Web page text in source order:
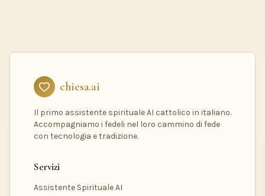
chiesa.ai
Il primo assistente spirituale AI cattolico in italiano.
Accompagniamo i fedeli nel loro cammino di fede
con tecnologia e tradizione.
Servizi
Assistente Spirituale AI